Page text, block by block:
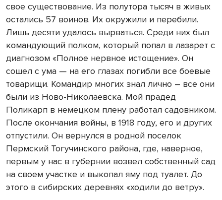
свое существование. Из полутора тысяч в живых
остались 57 воинов. Их окружили и перебили.
Лишь десяти удалось вырваться. Среди них был
командующий полком, который попал в лазарет с
диагнозом «Полное нервное истощение». Он
сошел с ума — на его глазах погибли все боевые
товарищи. Командир многих знал лично – все они
были из Ново-Николаевска. Мой прадед
Поликарп в немецком плену работал садовником.
После окончания войны, в 1918 году, его и других
отпустили. Он вернулся в родной поселок
Пермский Тогучинского района, где, наверное,
первым у нас в губернии возвел собственный сад
на своем участке и выкопал яму под туалет. До
этого в сибирских деревнях «ходили до ветру».